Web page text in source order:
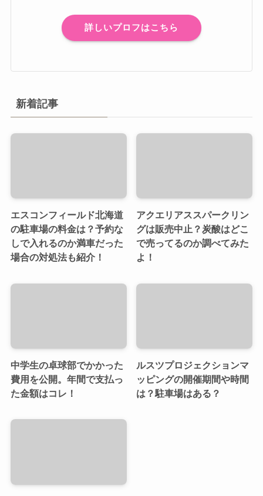
詳しいプロフはこちら
新着記事
エスコンフィールド北海道
の駐車場の料金は？予約な
しで入れるのか満車だった
場合の対処法も紹介！
アクエリアススパークリン
グは販売中止？炭酸はどこ
で売ってるのか調べてみた
よ！
中学生の卓球部でかかった
費用を公開。年間で支払っ
た金額はコレ！
ルスツプロジェクションマ
ッピングの開催期間や時間
は？駐車場はある？